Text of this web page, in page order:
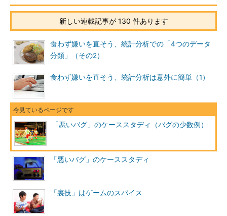
新しい連載記事が 130 件あります
食わず嫌いを直そう、統計分析での「4つのデータ
分類」（その2）
食わず嫌いを直そう、統計分析は意外に簡単（1）
「悪いバグ」のケーススタディ（バグの少数例）
「悪いバグ」のケーススタディ
「裏技」はゲームのスパイス